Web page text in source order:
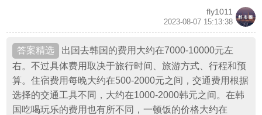
fly1011
2023-08-07 15:13:38
出国去韩国的费用大约在7000-10000元左
右。不过具体费用取决于旅行时间、旅游方式、行程和预
算。住宿费用每晚大约在500-2000元之间，交通费用根据
选择的交通工具不同，大约在1000-2000韩元之间。在韩
国吃喝玩乐的费用也有所不同，一顿饭的价格大约在